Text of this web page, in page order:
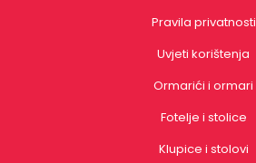
Pravila privatnosti
Uvjeti korištenja
Ormarići i ormari
Fotelje i stolice
Klupice i stolovi